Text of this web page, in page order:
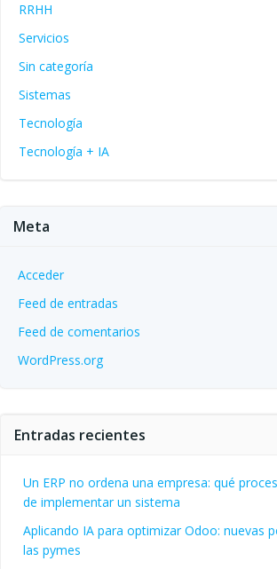
RRHH
Servicios
Sin categoría
Sistemas
Tecnología
Tecnología + IA
Meta
Acceder
Feed de entradas
Feed de comentarios
WordPress.org
Entradas recientes
Un ERP no ordena una empresa: qué
de implementar un sistema
Aplicando IA para optimizar Odoo: nuevas
las pymes